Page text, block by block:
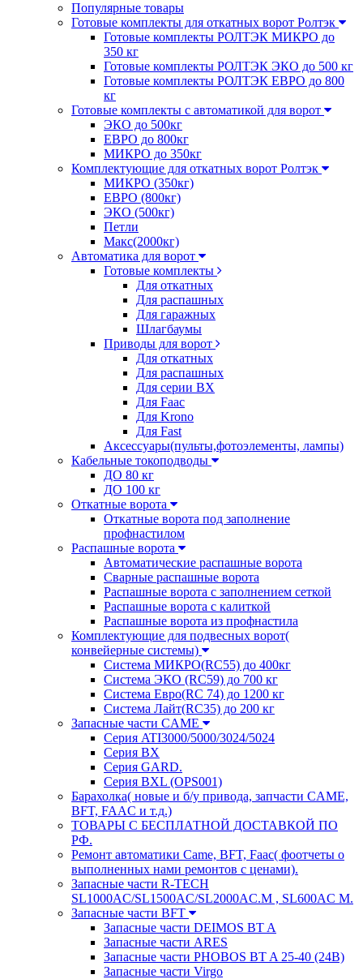
Популярные товары
Готовые комплекты для откатных ворот Ролтэк
Готовые комплекты РОЛТЭК МИКРО до
350 кг
Готовые комплекты РОЛТЭК ЭКО до 500 кг
Готовые комплекты РОЛТЭК ЕВРО до 800
кг
Готовые комплекты с автоматикой для ворот
ЭКО до 500кг
ЕВРО до 800кг
МИКРО до 350кг
Комплектующие для откатных ворот Ролтэк
МИКРО (350кг)
ЕВРО (800кг)
ЭКО (500кг)
Петли
Макс(2000кг)
Автоматика для ворот
Готовые комплекты
Для откатных
Для распашных
Для гаражных
Шлагбаумы
Приводы для ворот
Для откатных
Для распашных
Для серии BX
Для Faac
Для Krono
Для Fast
Аксессуары(пульты,фотоэлементы, лампы)
Кабельные токоподводы
ДО 80 кг
ДО 100 кг
Откатные ворота
Откатные ворота под заполнение
профнастилом
Распашные ворота
Автоматические распашные ворота
Сварные распашные ворота
Распашные ворота с заполнением сеткой
Распашные ворота с калиткой
Распашные ворота из профнастила
Комплектующие для подвесных ворот(
конвейерные системы)
Система МИКРО(RC55) до 400кг
Система ЭКО (RC59) до 700 кг
Система Евро(RC 74) до 1200 кг
Система Лайт(RC35) до 200 кг
Запасные части CAME
Серия ATI3000/5000/3024/5024
Серия BX
Серия GARD.
Серия BXL (OPS001)
Барахолка( новые и б/у привода, запчасти CAME,
BFT, FAAC и т.д.)
ТОВАРЫ С БЕСПЛАТНОЙ ДОСТАВКОЙ ПО
РФ.
Ремонт автоматики Came, BFT, Faac( фоотчеты о
выполненных нами ремонтов с ценами).
Запасные части R-TECH
SL1000AC/SL1500AC/SL2000AC.M , SL600AC M.
Запасные части BFT
Запасные части DEIMOS BT A
Запасные части ARES
Запасные части PHOBOS BT A 25-40 (24B)
Запасные части Virgo